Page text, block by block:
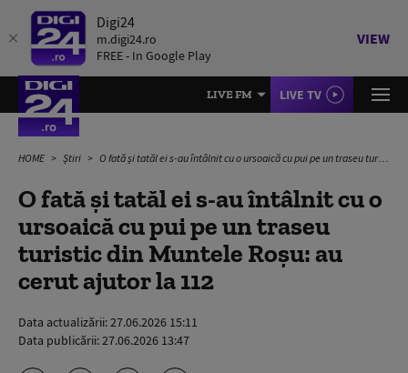
Digi24
m.digi24.ro
FREE - In Google Play
VIEW
LIVE FM LIVE TV
HOME Știri O fată și tatăl ei s-au întâlnit cu o ursoaică cu pui pe un traseu turistic din Muntele Roșu: au cerut ajutor la 112
O fată și tatăl ei s-au întâlnit cu o
ursoaică cu pui pe un traseu
turistic din Muntele Roșu: au
cerut ajutor la 112
Data actualizării:27.06.2026 15:11
Data publicării:27.06.2026 13:47